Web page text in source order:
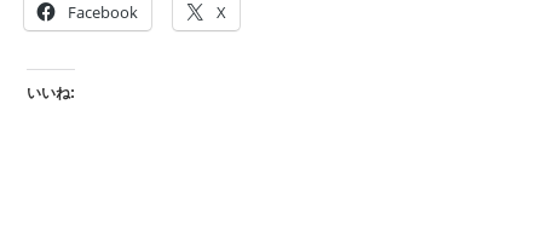
Facebook X
いいね: